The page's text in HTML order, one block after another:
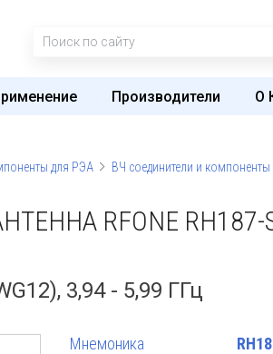
Производители О
для РЭА ВЧ соединители и компоненты
RFONE RH187-
3,94 - 5,99 ГГц
Мнемоника